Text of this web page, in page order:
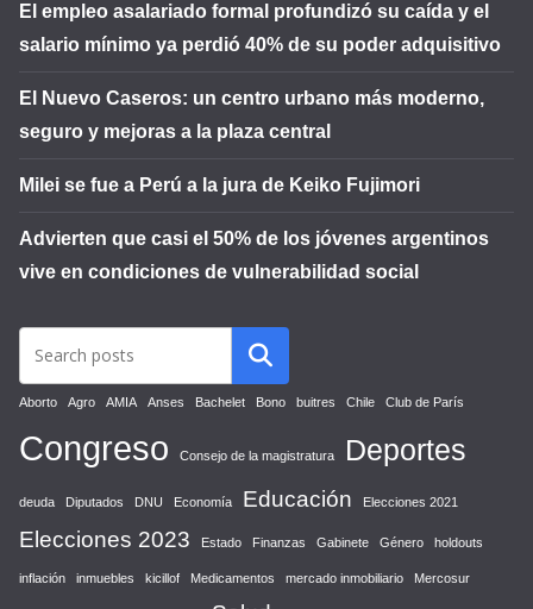
El empleo asalariado formal profundizó su caída y el
salario mínimo ya perdió 40% de su poder adquisitivo
El Nuevo Caseros: un centro urbano más moderno,
seguro y mejoras a la plaza central
Milei se fue a Perú a la jura de Keiko Fujimori
Advierten que casi el 50% de los jóvenes argentinos
vive en condiciones de vulnerabilidad social
Aborto Agro AMIA Anses Bachelet Bono buitres Chile Club de París
Congreso Consejo de la magistratura Deportes
deuda Diputados DNU Economía Educación Elecciones 2021
Elecciones 2023 Estado Finanzas Gabinete Género holdouts
inflación inmuebles kicillof Medicamentos mercado inmobiliario Mercosur